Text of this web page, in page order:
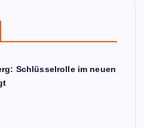
Schlüsselrolle im neuen